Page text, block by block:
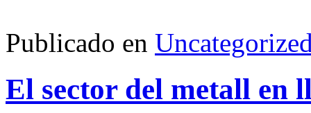
Publicado en
El sector del metall en